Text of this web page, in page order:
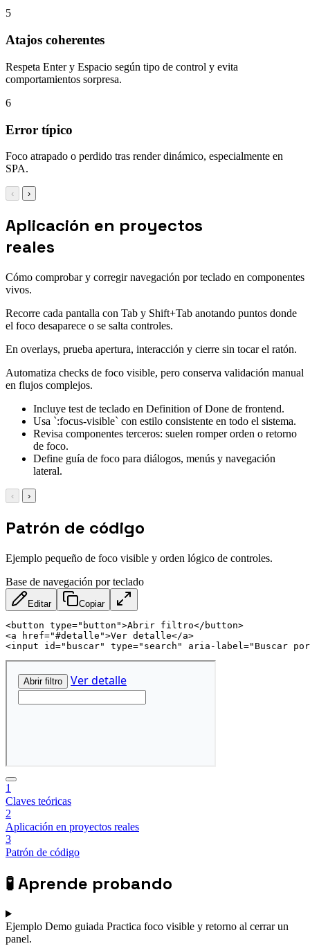
5
Atajos coherentes
Respeta Enter y Espacio según tipo de control y evita
comportamientos sorpresa.
6
Error típico
Foco atrapado o perdido tras render dinámico, especialmente en
SPA.
‹ ›
Aplicación en proyectos
reales
Cómo comprobar y corregir navegación por teclado en componentes
vivos.
Recorre cada pantalla con Tab y Shift+Tab anotando puntos donde
el foco desaparece o se salta controles.
En overlays, prueba apertura, interacción y cierre sin tocar el ratón.
Automatiza checks de foco visible, pero conserva validación manual
en flujos complejos.
Incluye test de teclado en Definition of Done de frontend.
Usa `:focus-visible` con estilo consistente en todo el sistema.
Revisa componentes terceros: suelen romper orden o retorno
de foco.
Define guía de foco para diálogos, menús y navegación
lateral.
‹ ›
Patrón de código
Ejemplo pequeño de foco visible y orden lógico de controles.
Base de navegación por teclado
Editar Copiar
<button type=" button ">Abrir filtro</ button>
<a href="#detalle ">Ver detalle</a>
<input id=" buscar" type=" search " aria-label =" Buscar
1
Claves teóricas
2
Aplicación en proyectos reales
3
Patrón de código
🧪Aprende probando
Ejemplo Demo guiada Practica foco visible y retorno al cerrar un
panel.